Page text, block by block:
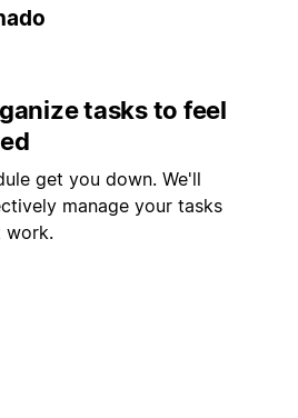
tasks to feel
get you down. We'll
manage your tasks
work.